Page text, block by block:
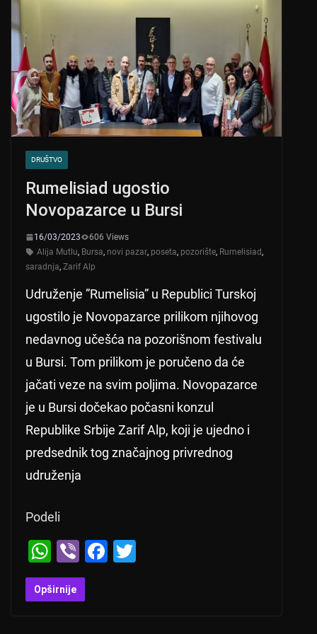
DRUŠTVO
Rumelisiad ugostio
Novopazarce u Bursi
16/03/2023
606 Views
Alija Mutlu, Bursa, novi pazar, poseta, pozorište, Rumelisiad,
saradnja, Zarif Alp
Udruženje ”Rumelisia” u Republici Turskoj
ugostilo je Novopazarce prilikom njihovog
nedavnog učešća na pozorišnom festivalu
u Bursi. Tom prilikom je poručeno da će
jačati veze na svim poljima. Novopazarce
je u Bursi dočekao počasni konzul
Republike Srbije Zarif Alp, koji je ujedno i
predsednik tog značajnog privrednog
udruženja
Podeli
W
h
at
Vi
b
er
F
Opširnije